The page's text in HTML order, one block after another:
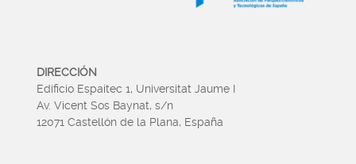
DIRECCIÓN
Edificio Espaitec 1, Universitat Jaume I
Av. Vicent Sos Baynat, s/n
12071 Castellón de la Plana, España